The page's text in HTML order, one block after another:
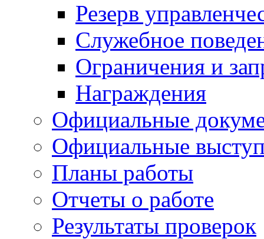
Резерв
Служебное
Ограничения и
Награждения
Официальные
Официальные
Планы работы
Отчеты о работе
Результаты проверок